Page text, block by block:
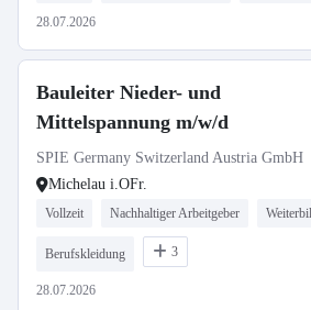
28.07.2026
Bauleiter Nieder- und
Mittelspannung m/w/d
SPIE Germany Switzerland Austria GmbH
Michelau i.OFr.
Vollzeit Nachhaltiger Arbeitgeber
Berufskleidung 3
28.07.2026